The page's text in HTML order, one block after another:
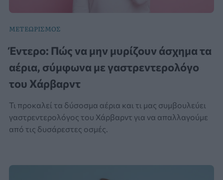
ΜΕΤΕΩΡΙΣΜΟΣ
Έντερο: Πώς να μην μυρίζουν άσχημα τα
αέρια, σύμφωνα με γαστρεντερολόγο
του Χάρβαρντ
Τι προκαλεί τα δύσοσμα αέρια και τι μας συμβουλεύει
γαστρεντερολόγος του Χάρβαρντ για να απαλλαγούμε
από τις δυσάρεστες οσμές.